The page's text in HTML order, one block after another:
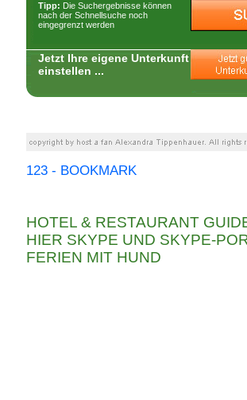
Tipp: Die Suchergebnisse können
nach der Schnellsuche noch
eingegrenzt werden
Jetzt Ihre eigene Unterkunft
einstellen ...
123 - BOOKMARK
HOTEL & RESTAURANT
HIER SKYPE UND SKYPE-
FERIEN MIT HUND